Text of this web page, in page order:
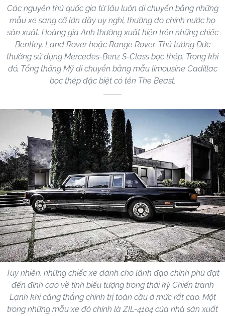
Các nguyên thủ quốc gia từ lâu luôn di chuyển bằng những
mẫu xe sang cỡ lớn đầy uy nghi, thường do chính nước họ
sản xuất. Hoàng gia Anh thường xuất hiện trên những chiếc
Bentley, Land Rover hoặc Range Rover. Thủ tướng Đức
thường sử dụng Mercedes-Benz S-Class bọc thép. Trong khi
đó, Tổng thống Mỹ di chuyển bằng mẫu limousine Cadillac
bọc thép đặc biệt có tên The Beast.
Tuy nhiên, những chiếc xe dành cho lãnh đạo chính phủ đạt
đến đỉnh cao về tính biểu tượng trong thời kỳ Chiến tranh
Lạnh khi căng thẳng chính trị toàn cầu ở mức rất cao. Một
trong những mẫu xe đó chính là ZIL-4104 của nhà sản xuất